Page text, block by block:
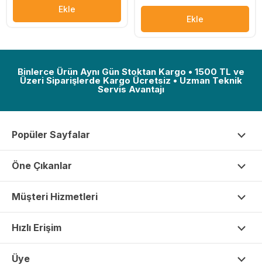
Ekle
Ekle
Binlerce Ürün Aynı Gün Stoktan Kargo • 1500 TL ve
Üzeri Siparişlerde Kargo Ücretsiz • Uzman Teknik
Servis Avantajı
Popüler Sayfalar
Öne Çıkanlar
Müşteri Hizmetleri
Hızlı Erişim
Üye